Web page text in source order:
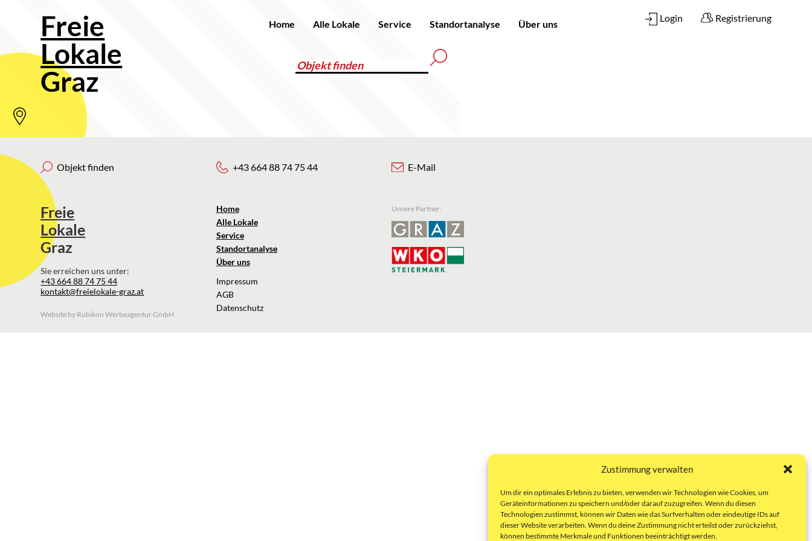
Zustimmung verwalten
Um dir ein optimales Erlebnis zu bieten, verwenden wir Technologien wie Cookies, um
Geräteinformationen zu speichern und/oder darauf zuzugreifen. Wenn du diesen
Technologien zustimmst, können wir Daten wie das Surfverhalten oder eindeutige IDs auf
dieser Website verarbeiten. Wenn du deine Zustimmung nicht erteilst oder zurückziehst,
können bestimmte Merkmale und Funktionen beeinträchtigt werden.
Freie
Lokale
Graz
Home Alle Lokale Service Standortanalyse Über uns
Login Registrierung
Objekt finden
Freie
Lokale
Graz
Sie erreichen uns unter:
+43 664 88 74 75 44
kontakt@freielokale-graz.at
Website by Rubikon Werbeagentur GmbH
+43 664 88 74 75 44
Home
Alle Lokale
Service
Standortanalyse
Über uns
Impressum
AGB
Datenschutz
E-Mail
Unsere Partner: